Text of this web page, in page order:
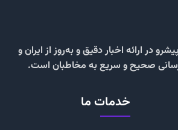
در ارائه اخبار دقیق و به‌روز از ایران و
صحیح و سریع به مخاطبان است.
خدمات ما